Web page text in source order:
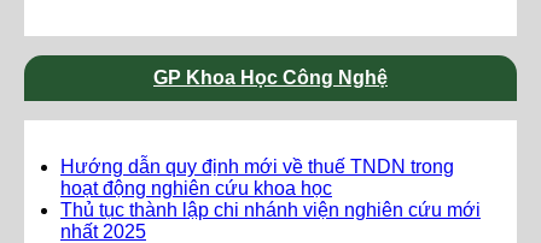
GP Khoa Học Công Nghệ
Hướng dẫn quy định mới về thuế TNDN trong
hoạt động nghiên cứu khoa học
Thủ tục thành lập chi nhánh viện nghiên cứu mới
nhất 2025